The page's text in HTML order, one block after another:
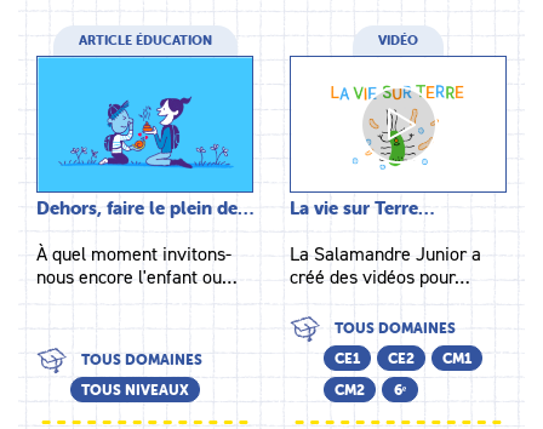
ARTICLE ÉDUCATION
Dehors, faire le plein de…
À quel moment invitons-
nous encore l'enfant ou…
TOUS DOMAINES
TOUS NIVEAUX
VIDÉO
La vie sur Terre…
La Salamandre Junior a
créé des vidéos pour…
TOUS DOMAINES
CE1
CE2
CM1
CM2
6ᵉ